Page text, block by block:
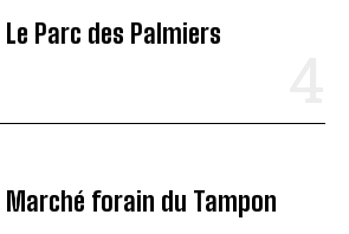
Le Parc des Palmiers
Marché forain du Tampon